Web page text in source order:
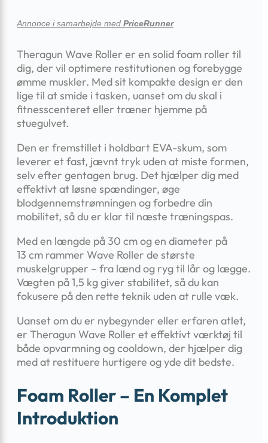
Annonce i samarbejde med PriceRunner
Theragun Wave Roller er en solid foam roller til
dig, der vil optimere restitutionen og forebygge
ømme muskler. Med sit kompakte design er den
lige til at smide i tasken, uanset om du skal i
fitnesscenteret eller træner hjemme på
stuegulvet.
Den er fremstillet i holdbart EVA-skum, som
leverer et fast, jævnt tryk uden at miste formen,
selv efter gentagen brug. Det hjælper dig med
effektivt at løsne spændinger, øge
blodgennemstrømningen og forbedre din
mobilitet, så du er klar til næste træningspas.
Med en længde på 30 cm og en diameter på
13 cm rammer Wave Roller de største
muskelgrupper – fra lænd og ryg til lår og lægge.
Vægten på 1,5 kg giver stabilitet, så du kan
fokusere på den rette teknik uden at rulle væk.
Uanset om du er nybegynder eller erfaren atlet,
er Theragun Wave Roller et effektivt værktøj til
både opvarmning og cooldown, der hjælper dig
med at restituere hurtigere og yde dit bedste.
Foam Roller – En Komplet
Introduktion